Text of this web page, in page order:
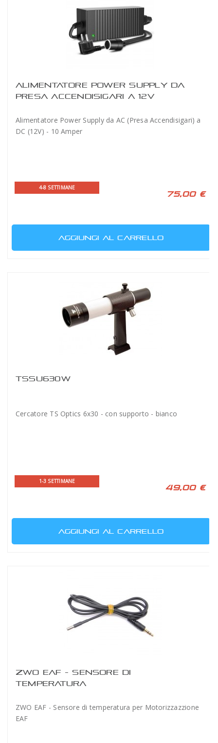
ALIMENTATORE POWER SUPPLY DA
PRESA ACCENDISIGARI A 12V
Alimentatore Power Supply da AC (Presa Accendisigari) a
DC (12V) - 10 Amper
4-8 SETTIMANE
75,00 €
AGGIUNGI AL CARRELLO
TSSU630W
Cercatore TS Optics 6x30 - con supporto - bianco
1-3 SETTIMANE
49,00 €
AGGIUNGI AL CARRELLO
ZWO EAF - SENSORE DI
TEMPERATURA
ZWO EAF - Sensore di temperatura per Motorizzazzione
EAF